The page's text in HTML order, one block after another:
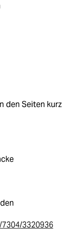
den Seiten kurz
3320936